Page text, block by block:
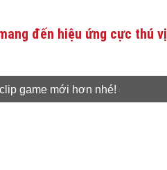
đến hiệu ứng cực thú vị
game mới hơn nhé!